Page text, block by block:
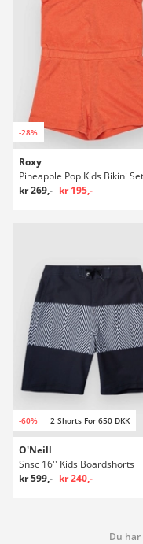
-28%
Roxy
Pineapple Pop Kids Bikini Set
kr 269,- kr 195,-
-60% 2 Shorts For 650 DKK
O'Neill
Snsc 16'' Kids Boardshorts
kr 599,- kr 240,-
Du